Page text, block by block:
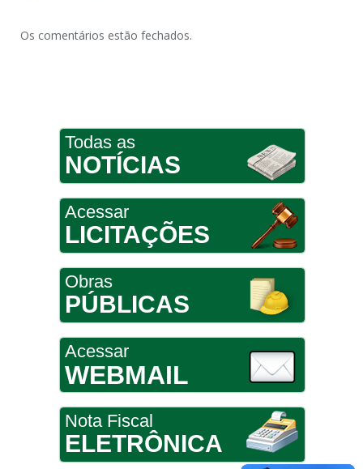
Os comentários estão fechados.
Todas as
NOTÍCIAS
Acessar
LICITAÇÕES
Obras
PÚBLICAS
Acessar
WEBMAIL
Nota Fiscal
ELETRÔNICA